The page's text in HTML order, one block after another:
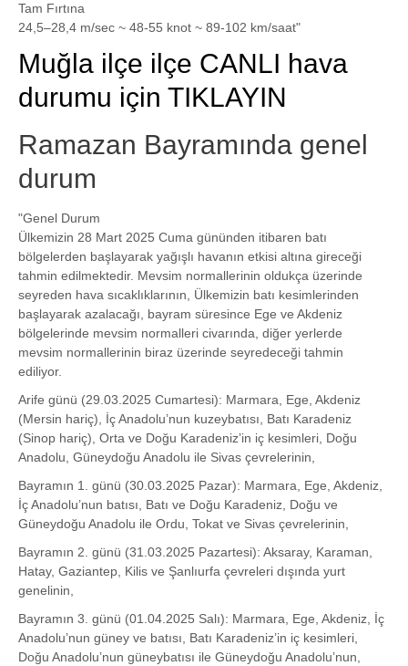
Tam Fırtına
24,5–28,4 m/sec ~ 48-55 knot ~ 89-102 km/saat"
Muğla ilçe ilçe CANLI hava
durumu için TIKLAYIN
Ramazan Bayramında genel
durum
"Genel Durum
Ülkemizin 28 Mart 2025 Cuma gününden itibaren batı
bölgelerden başlayarak yağışlı havanın etkisi altına gireceği
tahmin edilmektedir. Mevsim normallerinin oldukça üzerinde
seyreden hava sıcaklıklarının, Ülkemizin batı kesimlerinden
başlayarak azalacağı, bayram süresince Ege ve Akdeniz
bölgelerinde mevsim normalleri civarında, diğer yerlerde
mevsim normallerinin biraz üzerinde seyredeceği tahmin
ediliyor.
Arife günü (29.03.2025 Cumartesi): Marmara, Ege, Akdeniz
(Mersin hariç), İç Anadolu’nun kuzeybatısı, Batı Karadeniz
(Sinop hariç), Orta ve Doğu Karadeniz’in iç kesimleri, Doğu
Anadolu, Güneydoğu Anadolu ile Sivas çevrelerinin,
Bayramın 1. günü (30.03.2025 Pazar): Marmara, Ege, Akdeniz,
İç Anadolu’nun batısı, Batı ve Doğu Karadeniz, Doğu ve
Güneydoğu Anadolu ile Ordu, Tokat ve Sivas çevrelerinin,
Bayramın 2. günü (31.03.2025 Pazartesi): Aksaray, Karaman,
Hatay, Gaziantep, Kilis ve Şanlıurfa çevreleri dışında yurt
genelinin,
Bayramın 3. günü (01.04.2025 Salı): Marmara, Ege, Akdeniz, İç
Anadolu’nun güney ve batısı, Batı Karadeniz’in iç kesimleri,
Doğu Anadolu’nun güneybatısı ile Güneydoğu Anadolu’nun,